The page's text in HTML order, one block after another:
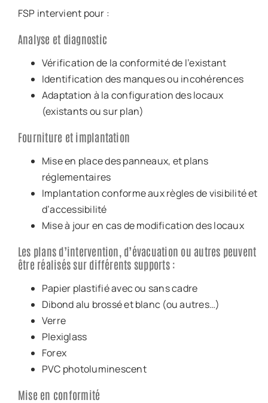
FSP intervient pour :
Analyse et diagnostic
Vérification de la conformité de l’existant
Identification des manques ou incohérences
Adaptation à la configuration des locaux
(existants ou sur plan)
Fourniture et implantation
Mise en place des panneaux, et plans
réglementaires
Implantation conforme aux règles de visibilité et
d’accessibilité
Mise à jour en cas de modification des locaux
Les plans d’intervention, d’évacuation ou autres peuvent
être réalisés sur différents supports :
Papier plastifié avec ou sans cadre
Dibond alu brossé et blanc (ou autres…)
Verre
Plexiglass
Forex
PVC photoluminescent
Mise en conformité